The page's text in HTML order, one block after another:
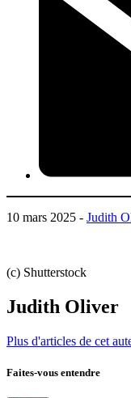
10 mars 2025 - Judith
(c) Shutterstock
Judith Oliver
Plus d'articles de cet
Faites-vous entendre